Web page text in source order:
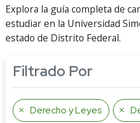
Explora la guía completa de
estudiar en la Universidad
estado de Distrito Federal.
Filtrado Por
Derecho y Leyes